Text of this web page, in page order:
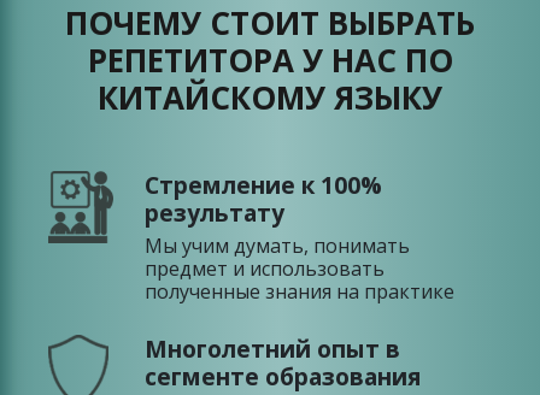
ПОЧЕМУ СТОИТ ВЫБРАТЬ
РЕПЕТИТОРА У НАС ПО
КИТАЙСКОМУ ЯЗЫКУ
Стремление к 100%
результату
Мы учим думать, понимать
предмет и использовать
полученные знания на практике
Многолетний опыт в
сегменте образования